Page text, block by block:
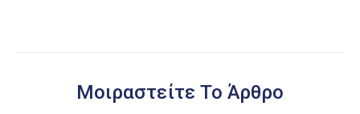
Μοιραστείτε Το Άρθρο